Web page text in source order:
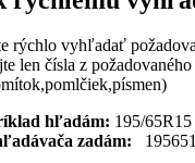
rýchlo vyhľadať
len čísla z
hľadám: 195/65R15
zadám: